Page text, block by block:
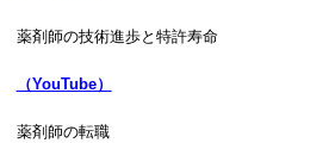
薬剤師の技術進歩と特許寿命
（YouTube）
薬剤師の転職